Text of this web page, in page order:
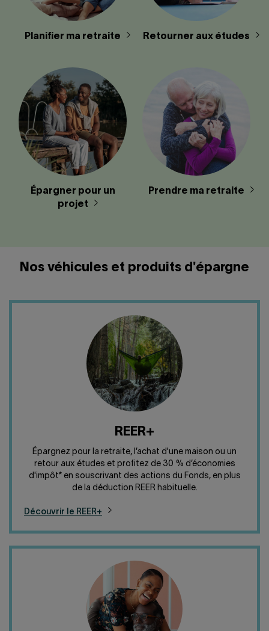
Planifier ma retraite Retourner aux études
Épargner pour un
projet
Prendre ma retraite
Nos véhicules et produits d'épargne
REER+
Épargnez pour la retraite, l’achat d'une maison ou un
retour aux études et profitez de 30 % d’économies
d'impôt* en souscrivant des actions du Fonds, en plus
de la déduction REER habituelle.
Découvrir le REER+